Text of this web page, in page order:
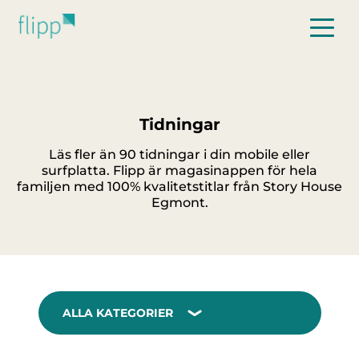
Tidningar
Läs fler än 90 tidningar i din mobile eller
surfplatta. Flipp är magasinappen för hela
familjen med 100% kvalitetstitlar från Story House
Egmont.
ALLA KATEGORIER